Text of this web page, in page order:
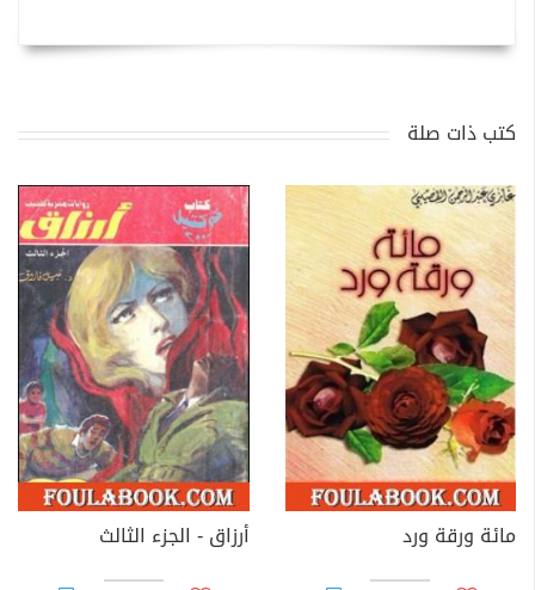
كتب ذات صلة
مائة ورقة ورد أرزاق - الجزء الثالث